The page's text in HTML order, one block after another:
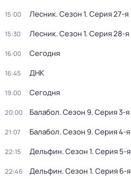
15:00 Лесник. Сезон 1. Серия 27-я
15:30 Лесник. Сезон 1. Серия 28-я
16:00 Сегодня
16:45 ДНК
19:00 Сегодня
20:00 Балабол. Сезон 9. Серия 3-я
21:07 Балабол. Сезон 9. Серия 4-я
22:15 Дельфин. Сезон 1. Серия 5-я
22:46 Дельфин. Сезон 1. Серия 6-я